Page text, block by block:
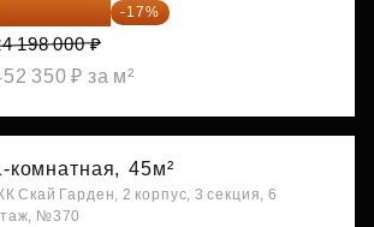
20 084 340 ₽ -17%
198 000 ₽
350 ₽ за м²
комнатная, 45м²
Скай Гарден, 2 корпус, 3 секция, 6
№370